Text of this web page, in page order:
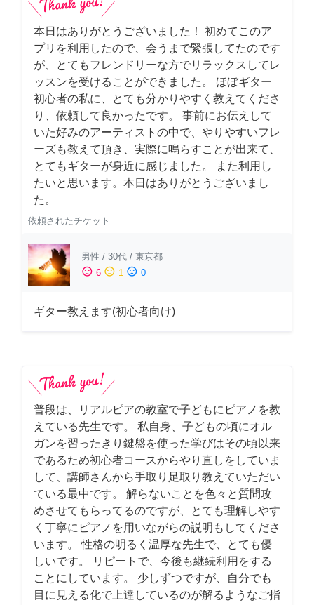
本日はありがとうございました！ 初めてこのア
プリを利用したので、会うまで緊張してたのです
が、とてもフレンドリーな方でリラックスしてレ
ッスンを受けることができました。 ほぼギター
初心者の私に、とても分かりやすく教えてくださ
り、依頼して良かったです。 事前にお伝えして
いた好みのアーティストの中で、やりやすいフレ
ーズも教えて頂き、実際に鳴らすことが出来て、
とてもギターが身近に感じました。 また利用し
たいと思います。本日はありがとうございまし
た。
依頼されたチケット
男性 / 30代 / 東京都
sentiment_satisfied 6 sentiment_neutral 1 sentiment_dissatisfied 0
ギター教えます(初心者向け)
普段は、リアルピアの教室で子どもにピアノを教
えている先生です。 私自身、子どもの頃にオル
ガンを習ったきり鍵盤を使った学びはその頃以来
であるため初心者コースからやり直しをしていま
して、講師さんから手取り足取り教えていただい
ている最中です。 解らないことを色々と質問攻
めさせてもらってるのですが、とても理解しやす
く丁寧にピアノを用いながらの説明もしてくださ
います。 性格の明るく温厚な先生で、とても優
しいです。 リピートで、今後も継続利用をする
ことにしています。 少しずつですが、自分でも
目に見える化で上達しているのが解るようなご指